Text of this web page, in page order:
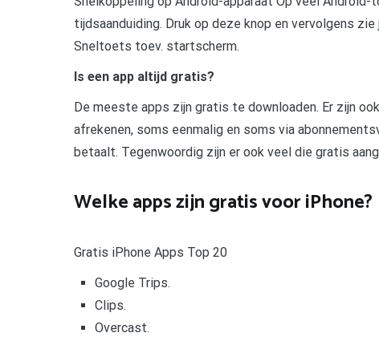
tijdsaanduiding. Druk op deze knop en vervolgens
Sneltoets toev. startscherm.
Is een app altijd gratis?
De meeste apps zijn gratis te downloaden. Er zijn
afrekenen, soms eenmalig en soms via
betaalt. Tegenwoordig zijn er ook veel die gratis
Welke apps zijn gratis voor iPhone?
Gratis iPhone Apps Top 20
Google Trips.
Clips.
Overcast.